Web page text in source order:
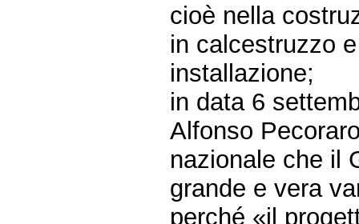
cioè nella
in calcestruzzo
installazione;
in data 6
Alfonso
nazionale che il
grande e vera
perché «il